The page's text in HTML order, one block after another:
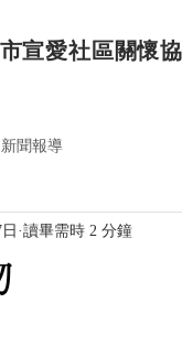
宣愛社區關懷
新聞報導
讀畢需時 2 分鐘